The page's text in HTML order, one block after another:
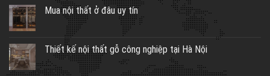
Mua nội thất ở đâu uy tín
Thiết kế nội thất gỗ công nghiệp tại Hà Nội